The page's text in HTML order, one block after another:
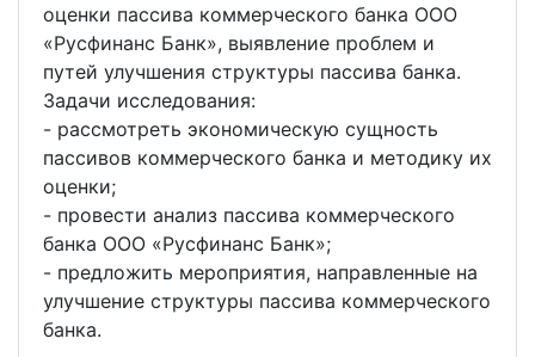
оценки пассива коммерческого банка ООО
«Русфинанс Банк», выявление проблем и
путей улучшения структуры пассива банка.
Задачи исследования:
- рассмотреть экономическую сущность
пассивов коммерческого банка и методику их
оценки;
- провести анализ пассива коммерческого
банка ООО «Русфинанс Банк»;
- предложить мероприятия, направленные на
улучшение структуры пассива коммерческого
банка.